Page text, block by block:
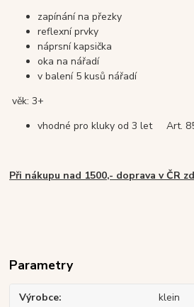
zapínání na přezky
reflexní prvky
náprsní kapsička
oka na nářadí
v balení 5 kusů nářadí
věk: 3+
vhodné pro kluky od 3 let Art.
Při nákupu nad 1500,- doprava v ČR
Parametry
Výrobce klein